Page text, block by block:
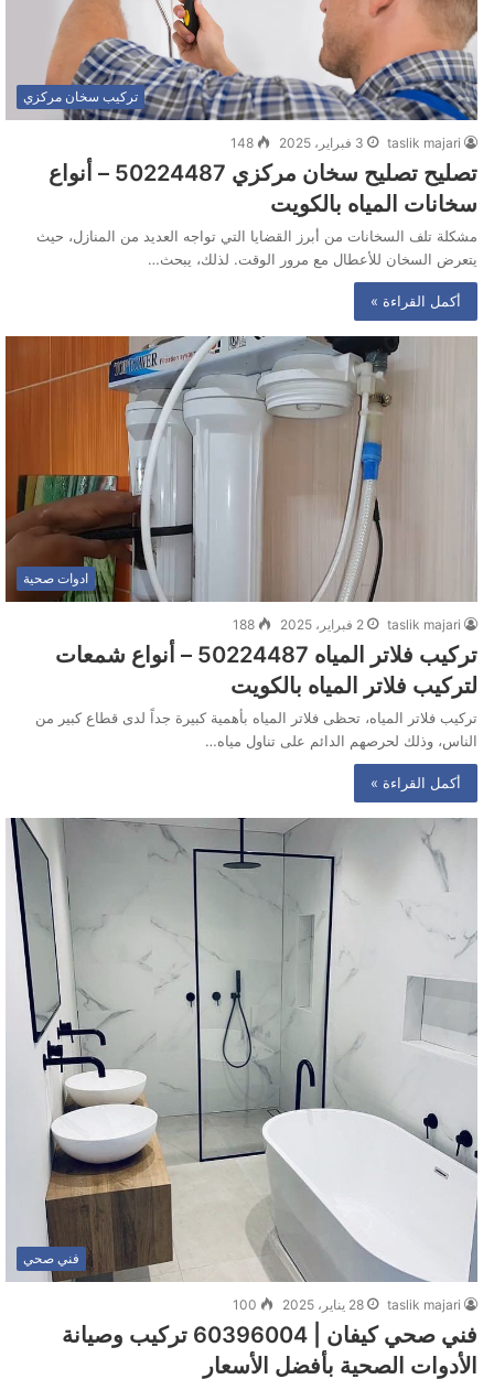
تركيب سخان مركزي
taslik majari 3 فبراير، 2025 148
تصليح تصليح سخان مركزي 50224487‬ – أنواع
سخانات المياه بالكويت
مشكلة تلف السخانات من أبرز القضايا التي تواجه العديد من المنازل، حيث
يتعرض السخان للأعطال مع مرور الوقت. لذلك، يبحث…
أكمل القراءة »
ادوات صحية
taslik majari 2 فبراير، 2025 188
تركيب فلاتر المياه 50224487 – أنواع شمعات
لتركيب فلاتر المياه بالكويت
تركيب فلاتر المياه، تحظى فلاتر المياه بأهمية كبيرة جداً لدى قطاع كبير من
الناس، وذلك لحرصهم الدائم على تناول مياه…
أكمل القراءة »
فني صحي
taslik majari 28 يناير، 2025 100
فني صحي كيفان | 60396004 تركيب وصيانة
الأدوات الصحية بأفضل الأسعار